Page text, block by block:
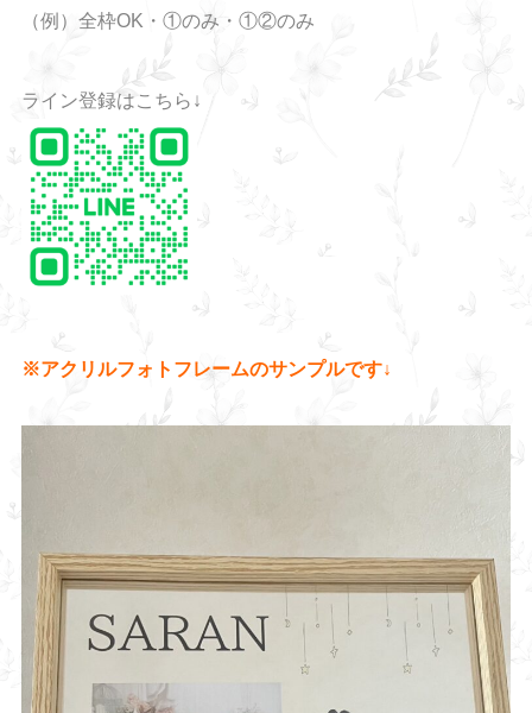
（例）全枠OK・①のみ・①②のみ
ライン登録はこちら↓
※アクリルフォトフレームのサンプルです↓